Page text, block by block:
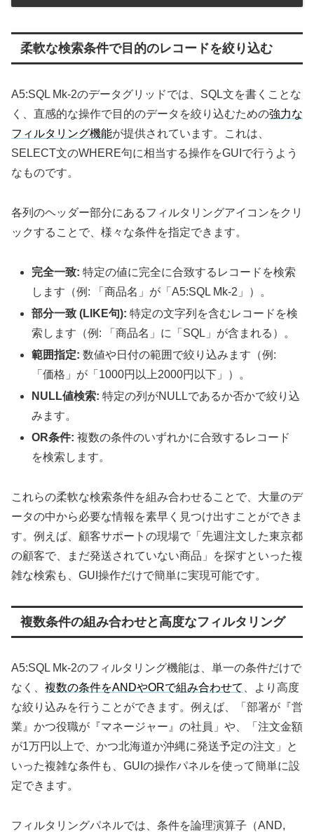
柔軟な検索条件で目的のレコードを絞り込む
A5:SQL Mk-2のデータグリッドでは、SQL文を書くことな
く、直感的な操作で目的のデータを絞り込むための強力な
フィルタリング機能が提供されています。これは、
SELECT文のWHERE句に相当する操作をGUIで行うよう
なものです。
各列のヘッダー部分にあるフィルタリングアイコンをクリ
ックすることで、様々な条件を指定できます。
完全一致: 特定の値に完全に合致するレコードを検索
します（例: 「商品名」が「A5:SQL Mk-2」）。
部分一致 (LIKE句): 特定の文字列を含むレコードを検
索します（例: 「商品名」に「SQL」が含まれる）。
範囲指定: 数値や日付の範囲で絞り込みます（例:
「価格」が「1000円以上2000円以下」）。
NULL値検索: 特定の列がNULLであるか否かで絞り込
みます。
OR条件: 複数の条件のいずれかに合致するレコード
を検索します。
これらの柔軟な検索条件を組み合わせることで、大量のデ
ータの中から必要な情報を素早く見つけ出すことができま
す。例えば、顧客サポートの現場で「先週注文した東京都
の顧客で、まだ発送されていない商品」を探すといった複
雑な検索も、GUI操作だけで簡単に実現可能です。
複数条件の組み合わせと高度なフィルタリング
A5:SQL Mk-2のフィルタリング機能は、単一の条件だけで
なく、 複数の条件をANDやORで組み合わせて
、より高度
な絞り込みを行うことができます。例えば、「部署が『営
業』かつ役職が『マネージャー』の社員」や、「注文金額
が1万円以上で、かつ北海道か沖縄に発送予定の注文」と
いった複雑な条件も、GUIの操作パネルを使って簡単に設
定できます。
フィルタリングパネルでは、条件を論理演算子（AND,